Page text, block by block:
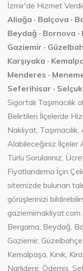
İzmir'de Hizmet
Aliağa · Balçova ·
Beydağ · Bornova ·
Gaziemir ·
Karşıyaka ·
Menderes ·
Seferihisar · Selçuk
Sigortalı
Belirtilen İlçelerde
Nakliyat,
Alabileceğiniz İlçeler
Türlü Sorularınız,
Fiyatlandırma İçin
sitemizde bulunan
görüşlerinizi
gaziemirnakliyat.com
Bergama, Beydağ,
Gaziemir,
Kemalpaşa, Kınık,
Narlıdere, Ödemiş,